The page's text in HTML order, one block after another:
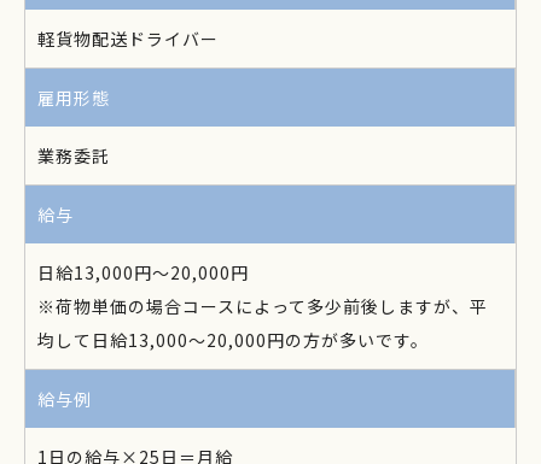
軽貨物配送ドライバー
雇用形態
業務委託
給与
日給13,000円〜20,000円
※荷物単価の場合コースによって多少前後しますが、平
均して日給13,000～20,000円の方が多いです。
給与例
1日の給与×25日＝月給